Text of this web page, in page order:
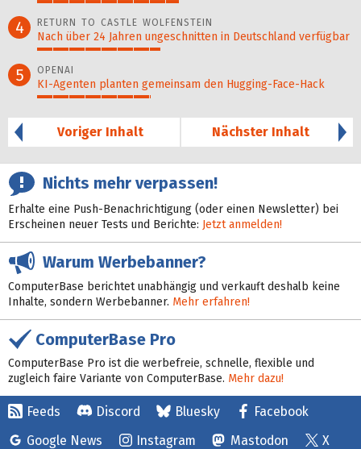
45%
4 RETURN TO CASTLE WOLFENSTEIN
Nach über 24 Jahren ungeschnitten in Deutschland verfügbar
39%
5 OPENAI
KI-Agenten planten gemein­sam den Hugging-Face-Hack
36%
Voriger Inhalt
Nächster Inhalt
Nichts mehr verpassen!
Erhalte eine Push-Benachrichtigung (oder einen Newsletter) bei
Erscheinen neuer Tests und Berichte: Jetzt anmelden!
Warum Werbebanner?
ComputerBase berichtet unabhängig und verkauft deshalb keine
Inhalte, sondern Werbebanner. Mehr erfahren!
ComputerBase Pro
ComputerBase Pro ist die werbefreie, schnelle, flexible und
zugleich faire Variante von ComputerBase. Mehr dazu!
Feeds Discord Bluesky
Facebook
Google News
Instagram Mastodon X